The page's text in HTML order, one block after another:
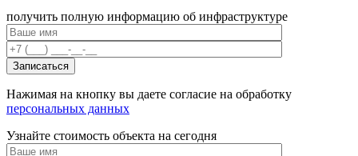
получить полную информацию об инфраструктуре
Нажимая на кнопку вы даете согласие на обработку
персональных данных
Узнайте стоимость объекта на сегодня